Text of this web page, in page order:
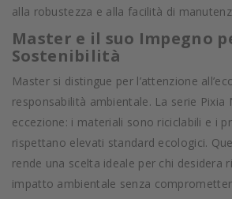
alla robustezza e alla facilità di
Master e il suo Impegno
Sostenibilità
Master si distingue per l’attenzione
responsabilità ambientale. La serie Pixia
eccezione: i materiali sono riciclabili e i
rispettano elevati standard ecologici.
rende una scelta ideale per chi desidera
impatto ambientale senza